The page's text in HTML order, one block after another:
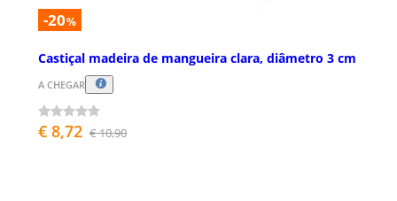
-20%
Castiçal madeira de mangueira clara, diâmetro 3 cm
A CHEGAR
€ 8,72 € 10,90